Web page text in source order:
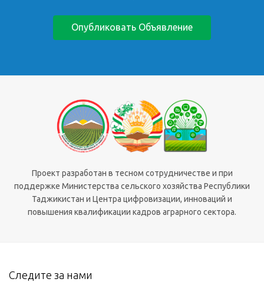
Опубликовать Объявление
Проект разработан в тесном сотрудничестве и при
поддержке Министерства сельского хозяйства Республики
Таджикистан и Центра цифровизации, инноваций и
повышения квалификации кадров аграрного сектора.
Следите за нами